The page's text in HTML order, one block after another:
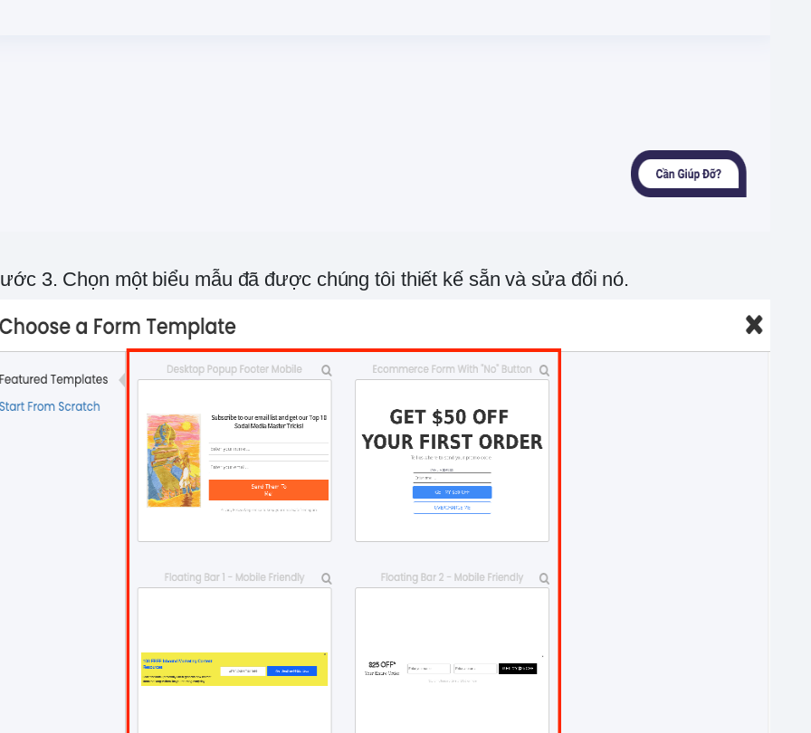
3. Chọn một biểu mẫu đã được chúng tôi thiết kế sẵn và sửa đổi nó.